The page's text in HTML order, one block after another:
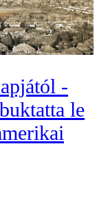
-
le